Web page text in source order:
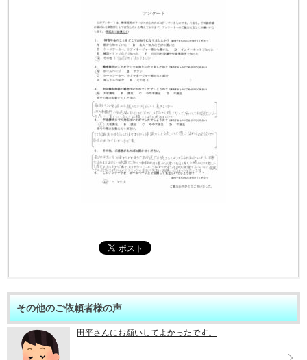
その他のご依頼者様の声
田平さんにお願いしてよかったです。